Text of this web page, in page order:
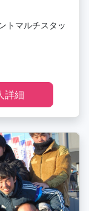
トマルチスタッ
詳細